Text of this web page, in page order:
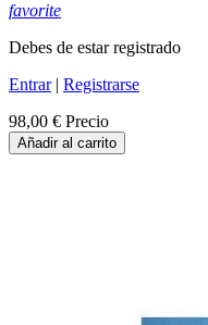
favorite
Debes de estar registrado
Entrar| Registrarse
98,00 € Precio
Añadir al carrito